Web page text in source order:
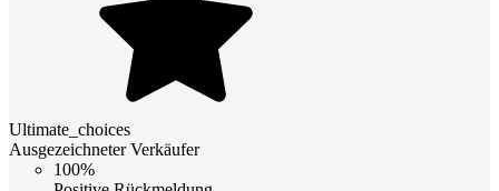
Ultimate_choices
Ausgezeichneter Verkäufer
100%